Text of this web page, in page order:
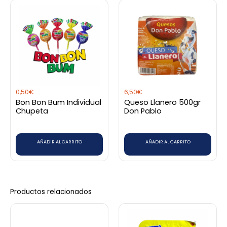
0,50€
Bon Bon Bum Individual
Chupeta
AÑADIR AL CARRITO
6,50€
Queso Llanero 500gr
Don Pablo
AÑADIR AL CARRITO
Productos relacionados
Rango
Este
Rango
precios:
Este
producto